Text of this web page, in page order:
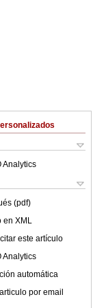
Analytics
(pdf)
en XML
este artículo
Analytics
automática
por email